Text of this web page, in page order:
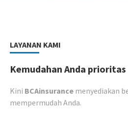
LAYANAN KAMI
Kemudahan Anda
Kini BCAinsurance menyediakan
mempermudah Anda.